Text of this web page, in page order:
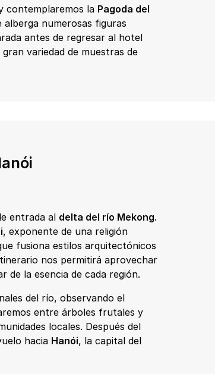
contemplaremos la Pagoda del
alberga numerosas figuras
antes de regresar al hotel
variedad de muestras de
entrada al delta del río Mekong.
, exponente de una religión
fusiona estilos arquitectónicos
nos permitirá aprovechar
de la esencia de cada región.
del río, observando el
entre árboles frutales y
locales. Después del
hacia Hanói, la capital del